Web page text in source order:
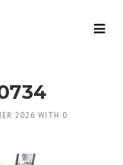
2026 WITH 0